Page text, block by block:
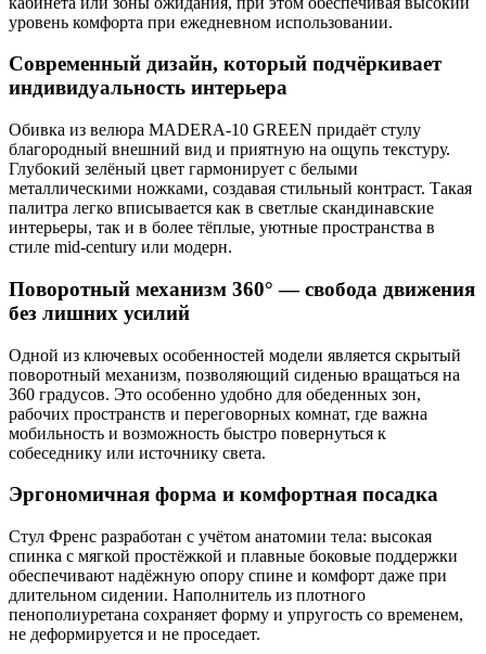
уровень комфорта при ежедневном использовании.
Современный дизайн, который подчёркивает
индивидуальность интерьера
Обивка из велюра MADERA-10 GREEN придаёт стулу
благородный внешний вид и приятную на ощупь текстуру.
Глубокий зелёный цвет гармонирует с белыми
металлическими ножками, создавая стильный контраст. Такая
палитра легко вписывается как в светлые скандинавские
интерьеры, так и в более тёплые, уютные пространства в
стиле mid-century или модерн.
Поворотный механизм 360° — свобода движения
без лишних усилий
Одной из ключевых особенностей модели является скрытый
поворотный механизм, позволяющий сиденью вращаться на
360 градусов. Это особенно удобно для обеденных зон,
рабочих пространств и переговорных комнат, где важна
мобильность и возможность быстро повернуться к
собеседнику или источнику света.
Эргономичная форма и комфортная посадка
Стул Френс разработан с учётом анатомии тела: высокая
спинка с мягкой простёжкой и плавные боковые поддержки
обеспечивают надёжную опору спине и комфорт даже при
длительном сидении. Наполнитель из плотного
пенополиуретана сохраняет форму и упругость со временем,
не деформируется и не проседает.